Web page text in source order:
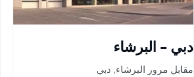
دبي - البرشاء
مقابل مرور البرشاء, دبي